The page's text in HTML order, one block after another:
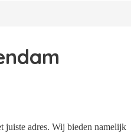
juiste adres. Wij bieden namelijk